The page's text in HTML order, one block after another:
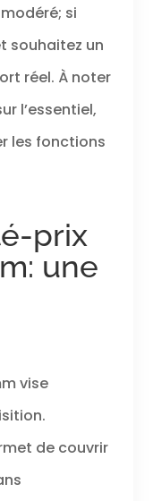
si
souhaitez un
réel. À noter
l’essentiel,
les fonctions
prix
une
vise
de couvrir